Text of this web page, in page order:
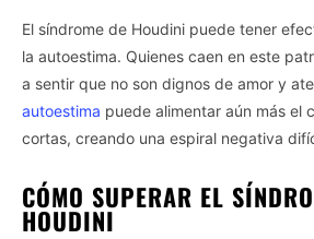
El síndrome de Houdini puede tener
la autoestima. Quienes caen en este
a sentir que no son dignos de amor y
autoestima puede alimentar aún más el
cortas, creando una espiral negativa
CÓMO SUPERAR EL
HOUDINI